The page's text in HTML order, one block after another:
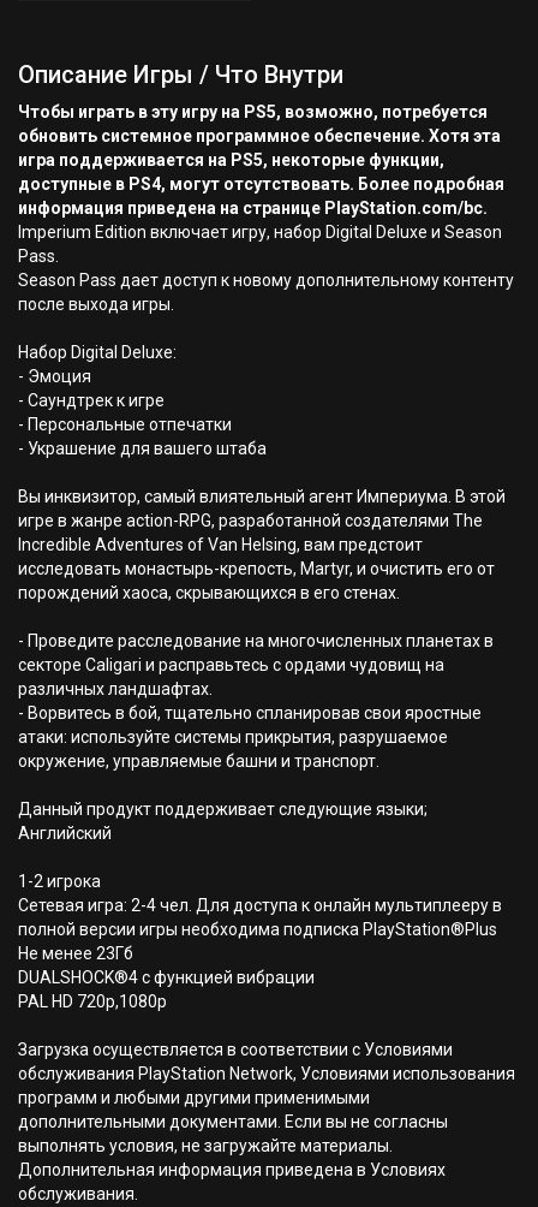
Описание Игры / Что Внутри
Чтобы играть в эту игру на PS5, возможно, потребуется
обновить системное программное обеспечение. Хотя эта
игра поддерживается на PS5, некоторые функции,
доступные в PS4, могут отсутствовать. Более подробная
информация приведена на странице PlayStation.com/bc.
Imperium Edition включает игру, набор Digital Deluxe и Season
Pass.
Season Pass дает доступ к новому дополнительному контенту
после выхода игры.
Набор Digital Deluxe:
- Эмоция
- Саундтрек к игре
- Персональные отпечатки
- Украшение для вашего штаба
Вы инквизитор, самый влиятельный агент Империума. В этой
игре в жанре action-RPG, разработанной создателями The
Incredible Adventures of Van Helsing, вам предстоит
исследовать монастырь-крепость, Martyr, и очистить его от
порождений хаоса, скрывающихся в его стенах.
- Проведите расследование на многочисленных планетах в
секторе Caligari и расправьтесь с ордами чудовищ на
различных ландшафтах.
- Ворвитесь в бой, тщательно спланировав свои яростные
атаки: используйте системы прикрытия, разрушаемое
окружение, управляемые башни и транспорт.
Данный продукт поддерживает следующие языки;
Английский
1-2 игрока
Сетевая игра: 2-4 чел. Для доступа к онлайн мультиплееру в
полной версии игры необходима подписка PlayStation®Plus
Не менее 23Гб
DUALSHOCK®4 с функцией вибрации
PAL HD 720p,1080p
Загрузка осуществляется в соответствии с Условиями
обслуживания PlayStation Network, Условиями использования
программ и любыми другими применимыми
дополнительными документами. Если вы не согласны
выполнять условия, не загружайте материалы.
Дополнительная информация приведена в Условиях
обслуживания.